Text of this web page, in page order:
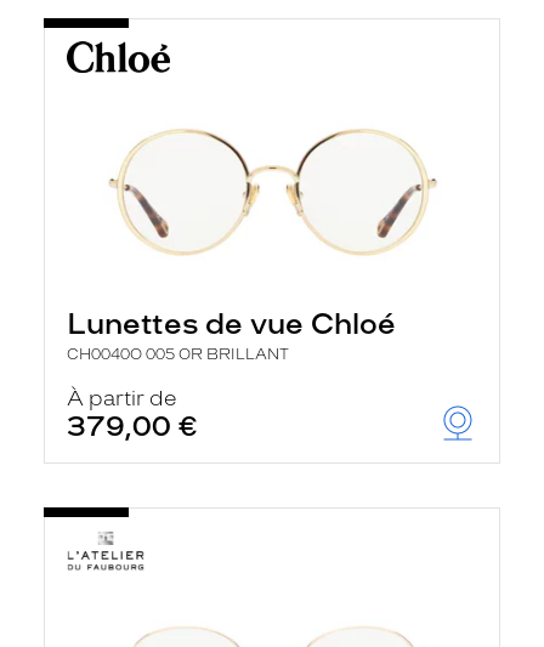
Lunettes de vue Chloé
CH0040O 005 OR BRILLANT
À partir de
379,00 €